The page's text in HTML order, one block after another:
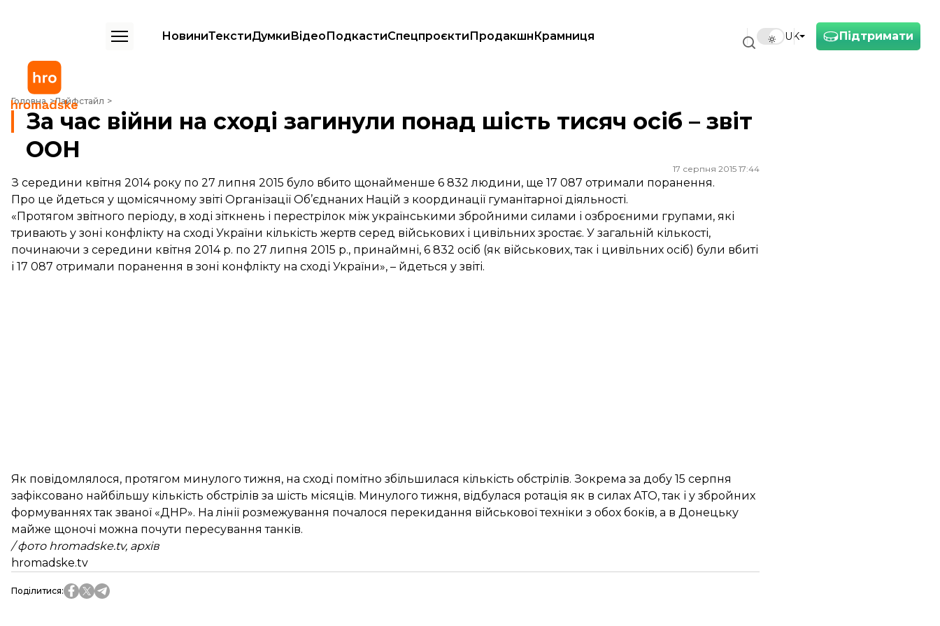
Підтримати
UK
НовиниТекстиДумкиВідеоПодкастиСпецпроєктиПродакшнКрамниця
Головна Лайфстайл
За час війни на сході загинули понад шість тисяч осіб – звіт ООН
За час війни на сході загинули понад шість тисяч осіб – звіт
ООН
17 серпня 2015 17:44
З середини квітня 2014 року по 27 липня 2015 було вбито щонайменше 6 832 людини, ще 17 087 отримали поранення.
Про це йдеться у щомісячному звіті Організації Об’єднаних Націй з координації гуманітарної діяльності.
«Протягом звітного періоду, в ході зіткнень і перестрілок між українськими збройними силами і озброєними групами, які
тривають у зоні конфлікту на сході України кількість жертв серед військових і цивільних зростає. У загальній кількості,
починаючи з середини квітня 2014 р. по 27 липня 2015 р., принаймні, 6 832 осіб (як військових, так і цивільних осіб) були вбиті
і 17 087 отримали поранення в зоні конфлікту на сході України», – йдеться у звіті.
Як повідомлялося, протягом минулого тижня, на сході помітно збільшилася кількість обстрілів. Зокрема за добу 15 серпня
зафіксовано найбільшу кількість обстрілів за шість місяців. Минулого тижня, відбулася ротація як в силах АТО, так і у збройних
формуваннях так званої «ДНР». На лінії розмежування почалося перекидання військової техніки з обох боків, а в Донецьку
майже щоночі можна почути пересування танків.
/ фото hromadske.tv, архів
hromadske.tv
Поділитися: